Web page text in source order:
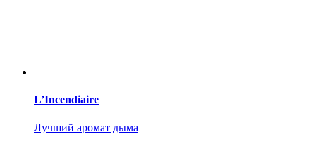
L’Incendiaire
Лучший аромат дыма